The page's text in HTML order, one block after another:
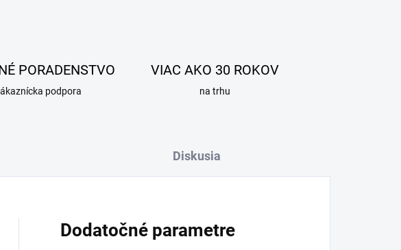
PORADENSTVO
podpora
VIAC AKO 30 ROKOV
na trhu
Diskusia
Dodatočné parametre